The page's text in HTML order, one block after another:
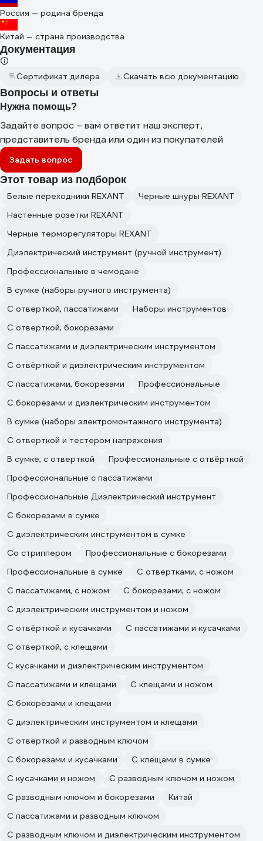
Россия — родина бренда
Китай — страна производства
Документация
Сертификат дилера Скачать всю документацию
Вопросы и ответы
Нужна помощь?
Задайте вопрос – вам ответит наш эксперт,
представитель бренда или один из покупателей
Задать вопрос
Этот товар из подборок
Белые переходники REXANT
Черные шнуры REXANT
Настенные розетки REXANT
Черные терморегуляторы REXANT
Диэлектрический инструмент (ручной инструмент)
Профессиональные в чемодане
В сумке (наборы ручного инструмента)
С отверткой, пассатижами
Наборы инструментов
С отверткой, бокорезами
С пассатижами и диэлектрическим инструментом
С отвёрткой и диэлектрическим инструментом
С пассатижами, бокорезами
Профессиональные
С бокорезами и диэлектрическим инструментом
В сумке (наборы электромонтажного инструмента)
С отверткой и тестером напряжения
В сумке, с отверткой
Профессиональные с отвёрткой
Профессиональные с пассатижами
Профессиональные Диэлектрический инструмент
С бокорезами в сумке
С диэлектрическим инструментом в сумке
Со стриппером
Профессиональные с бокорезами
Профессиональные в сумке
С отвертками, с ножом
С пассатижами, с ножом
С бокорезами, с ножом
С диэлектрическим инструментом и ножом
С отвёрткой и кусачками
С пассатижами и кусачками
С отверткой, с клещами
С кусачками и диэлектрическим инструментом
С пассатижами и клещами
С клещами и ножом
С бокорезами и клещами
С диэлектрическим инструментом и клещами
С отвёрткой и разводным ключом
С бокорезами и кусачками
С клещами в сумке
С кусачками и ножом
С разводным ключом и ножом
С разводным ключом и бокорезами
Китай
С пассатижами и разводным ключом
С разводным ключом и диэлектрическим инструментом